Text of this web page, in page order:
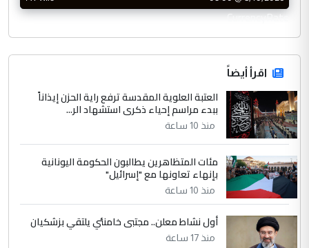
CurrencyRate
اقرأ أيضاً
العتبة العلوية المقدسة ترفع راية الحزن إيذاناً
ببدء مراسم إحياء ذكرى استشهاد الر...
منذ 10 ساعة
مئات المتظاهرين يطالبون الحكومة اليونانية
بإنهاء تعاونها مع "إسرائيل"
منذ 10 ساعة
أول نشاط معلن.. مجتبى خامنئي يلتقي بزشكيان
منذ 17 ساعة